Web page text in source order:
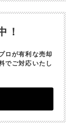
！
ロが有利な売却
でご対応いたし